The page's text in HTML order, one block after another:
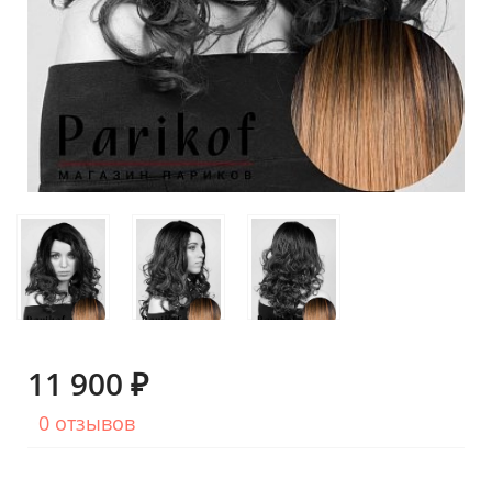
11 900 ₽
0 отзывов